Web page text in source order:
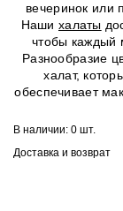
вечеринок или
Наши халаты
чтобы каждый
Разнообразие
халат,
обеспечивает
В наличии: 0 шт.
Доставка и возврат